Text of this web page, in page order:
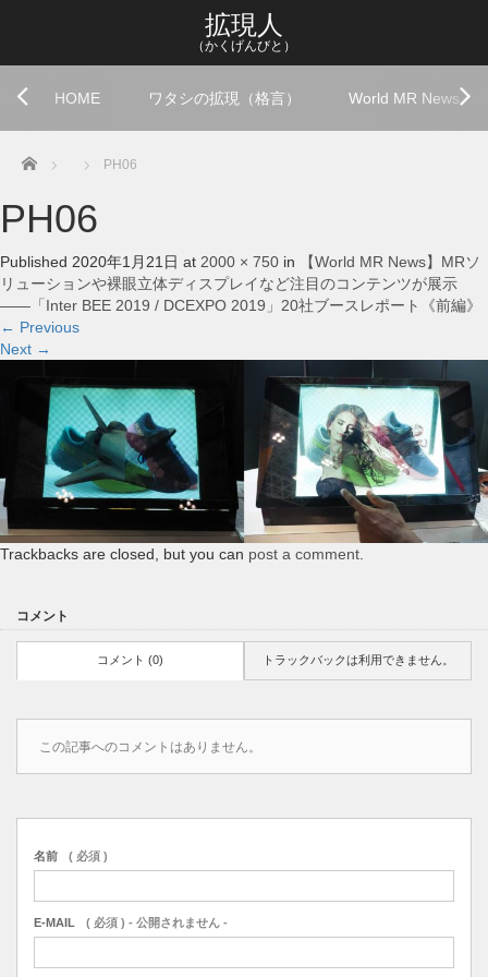
拡現人
（かくげんびと）
HOME ワタシの拡現（格言） World MR News
Home PH06
PH06
Published 2020年1月21日 at 2000 × 750 in
【World MR News】MRソ
リューションや裸眼立体ディスプレイなど注目のコンテンツが展示
――「Inter BEE 2019 / DCEXPO 2019」20社ブースレポート《前編》
← Previous
Next →
Trackbacks are closed, but you can post a comment
コメント
コメント (0) トラックバックは利用できません。
この記事へのコメントはありません。
名前 ( 必須 )
E-MAIL ( 必須 ) - 公開されません -